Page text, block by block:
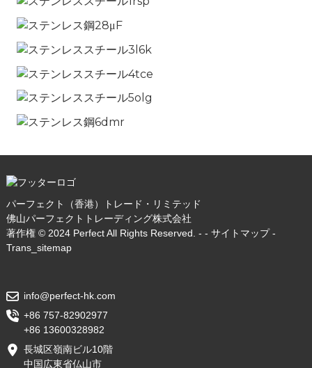
パーフェクト（香港）トレード・リミテッド
佛山パーフェクトトレーディング株式会社
著作権 © 2024 Perfect All Rights Reserved. - - サイトマップ-
Trans_sitemap
info@perfect-hk.com
+86 757-82902977
+86 13600328982
長城区嶺南ビル10階
中国広東省仏山市